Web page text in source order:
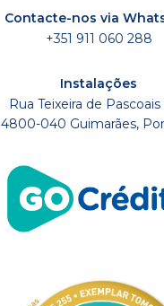
Contacte-nos via
+351 911 060 288
Instalações
Rua Teixeira de
4800-040 Guimarães,